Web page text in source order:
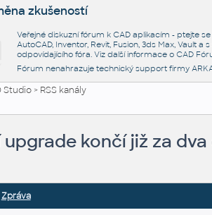
zkušeností
Veřejné diskuzní fórum k CAD aplikacím - ptejte
AutoCAD, Inventor, Revit, Fusion, 3ds Max, Vault
odpovídajícího fóra. Viz další informace o CAD
Fórum nenahrazuje technický support firmy
Studio> RSS kanály
končí již za dva
Zpráva